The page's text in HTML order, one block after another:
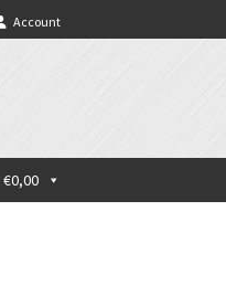
Account
€0,00